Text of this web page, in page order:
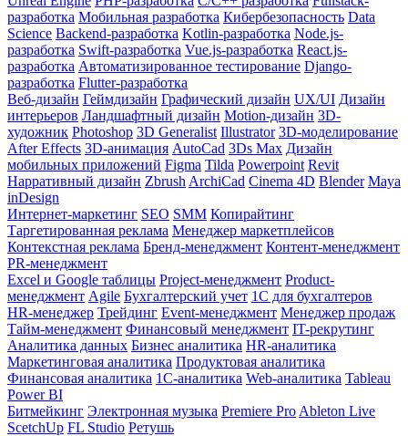
разработка Мобильная разработка Кибербезопасность Data
Science Вackend-разработка Kotlin-разработка Node.js-
разработка Swift-разработка Vue.js-разработка React.js-
разработка Автоматизированное тестирование Django-
разработка Flutter-разработка
Веб-дизайн Геймдизайн Графический дизайн UX/UI Дизайн
интерьеров Ландшафтный дизайн Motion-дизайн 3D-
художник Photoshop 3D Generalist Illustrator 3D-моделирование
After Effects 3D-анимация AutoCad 3Ds Max Дизайн
мобильных приложений Figma Tilda Powerpoint Revit
Нарративный дизайн Zbrush ArchiCad Cinema 4D Blender Maya
inDesign
Интернет-маркетинг SEO SMM Копирайтинг
Таргетированная реклама Менеджер маркетплейсов
Контекстная реклама Бренд-менеджмент Контент-менеджмент
PR-менеджмент
Excel и Google таблицы Project-менеджмент Product-
менеджмент Agile Бухгалтерский учет 1С для бухгалтеров
HR-менеджер Трейдинг Event-менеджмент Менеджер продаж
Тайм-менеджмент Финансовый менеджмент IT-рекрутинг
Аналитика данных Бизнес аналитика HR-аналитика
Маркетинговая аналитика Продуктовая аналитика
Финансовая аналитика 1C-аналитика Web-аналитика Tableau
Power BI
Битмейкинг Электронная музыка Premiere Pro Ableton Live
ScetchUp FL Studio Ретушь